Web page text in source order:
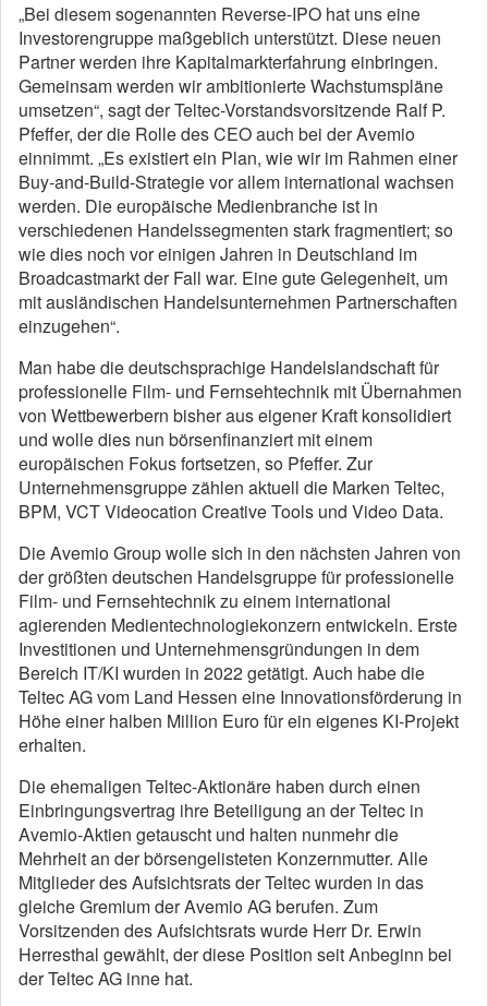
„Bei diesem sogenannten Reverse-IPO hat uns eine
Investorengruppe maßgeblich unterstützt. Diese neuen
Partner werden ihre Kapitalmarkterfahrung einbringen.
Gemeinsam werden wir ambitionierte Wachstumspläne
umsetzen“, sagt der Teltec-Vorstandsvorsitzende Ralf P.
Pfeffer, der die Rolle des CEO auch bei der Avemio
einnimmt. „Es existiert ein Plan, wie wir im Rahmen einer
Buy-and-Build-Strategie vor allem international wachsen
werden. Die europäische Medienbranche ist in
verschiedenen Handelssegmenten stark fragmentiert; so
wie dies noch vor einigen Jahren in Deutschland im
Broadcastmarkt der Fall war. Eine gute Gelegenheit, um
mit ausländischen Handelsunternehmen Partnerschaften
einzugehen“.
Man habe die deutschsprachige Handelslandschaft für
professionelle Film- und Fernsehtechnik mit Übernahmen
von Wettbewerbern bisher aus eigener Kraft konsolidiert
und wolle dies nun börsenfinanziert mit einem
europäischen Fokus fortsetzen, so Pfeffer. Zur
Unternehmensgruppe zählen aktuell die Marken Teltec,
BPM, VCT Videocation Creative Tools und Video Data.
Die Avemio Group wolle sich in den nächsten Jahren von
der größten deutschen Handelsgruppe für professionelle
Film- und Fernsehtechnik zu einem international
agierenden Medientechnologiekonzern entwickeln. Erste
Investitionen und Unternehmensgründungen in dem
Bereich IT/KI wurden in 2022 getätigt. Auch habe die
Teltec AG vom Land Hessen eine Innovationsförderung in
Höhe einer halben Million Euro für ein eigenes KI-Projekt
erhalten.
Die ehemaligen Teltec-Aktionäre haben durch einen
Einbringungsvertrag ihre Beteiligung an der Teltec in
Avemio-Aktien getauscht und halten nunmehr die
Mehrheit an der börsengelisteten Konzernmutter. Alle
Mitglieder des Aufsichtsrats der Teltec wurden in das
gleiche Gremium der Avemio AG berufen. Zum
Vorsitzenden des Aufsichtsrats wurde Herr Dr. Erwin
Herresthal gewählt, der diese Position seit Anbeginn bei
der Teltec AG inne hat.